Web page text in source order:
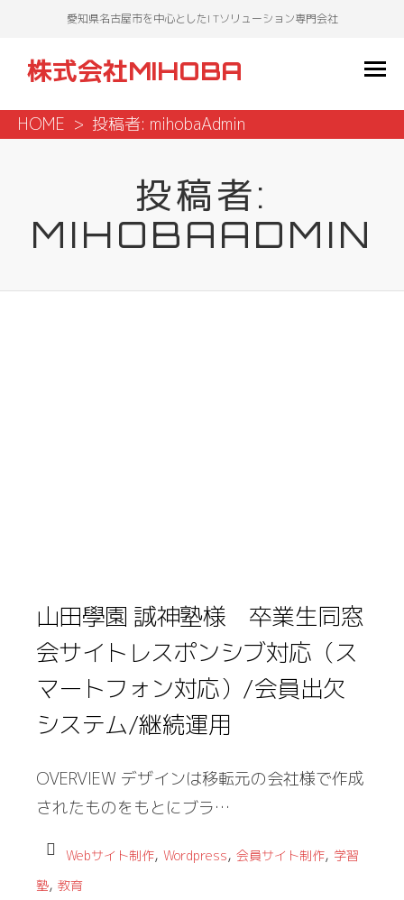
愛知県名古屋市を中心としたI Tソリューション専門会社
株式会社MIHOBA
HOME 投稿者: mihobaAdmin
投稿者:
MIHOBAADMIN
山田學園 誠神塾様 卒業生同窓
会サイトレスポンシブ対応（ス
マートフォン対応）/会員出欠
システム/継続運用
OVERVIEW デザインは移転元の会社様で作成
されたものをもとにブラ…
Webサイト制作, Wordpress, 会員サイト制作, 学習
塾, 教育